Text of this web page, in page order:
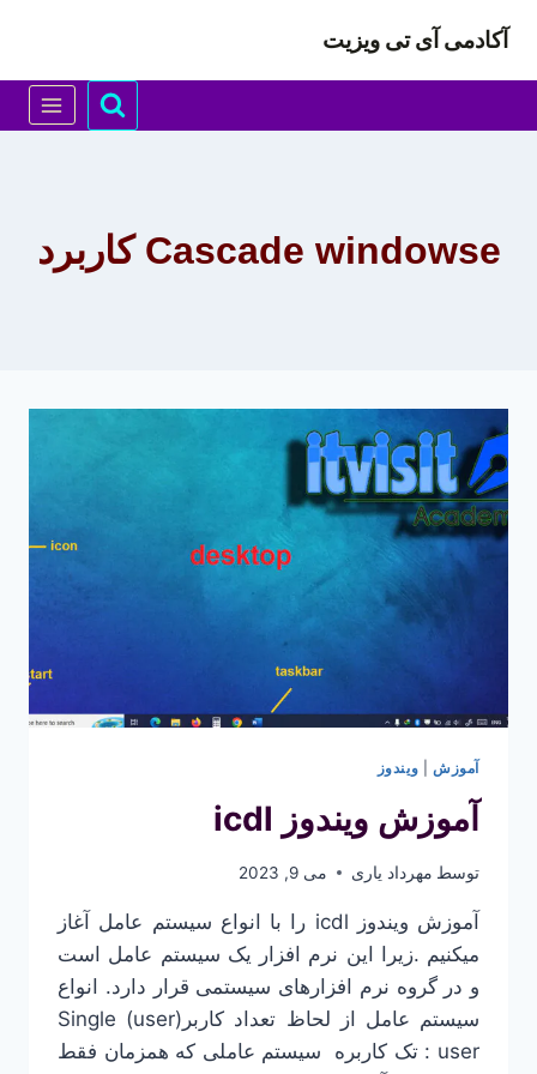
محتوا
آکادمی آی تی ویزیت
Cascade windowse کاربرد
آموزش| ویندوز
آموزش ویندوز icdl
توسط مهرداد یاری می 9, 2023
آموزش ویندوز icdl را با انواع سیستم عامل آغاز
میکنیم .زیرا این نرم افزار یک سیستم عامل است
و در گروه نرم افزارهای سیستمی قرار دارد. انواع
سیستم عامل از لحاظ تعداد کاربر(user) Single
user : تک کاربره سیستم عاملی که همزمان فقط